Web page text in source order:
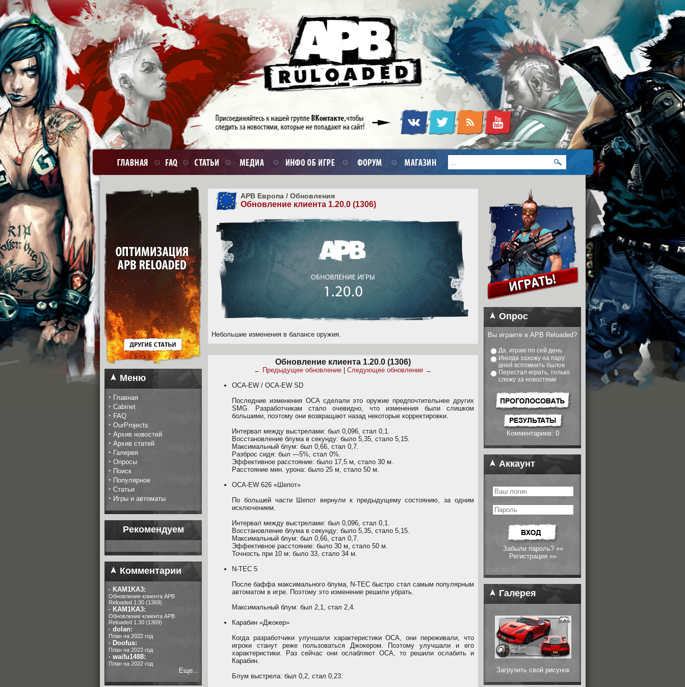
Меню
· Главная
· Cabinet
· FAQ
· OurProjects
· Архив новостей
· Архив статей
· Галерея
· Опросы
· Поиск
· Популярное
· Статьи
· Игры и автоматы
Рекомендуем
Комментарии
· KAM1KA3:
Обновление клиента APB
Reloaded 1.30 (1369)
· KAM1KA3:
Обновление клиента APB
Reloaded 1.30 (1369)
· dolan:
План на 2022 год
· Doofus:
План на 2022 год
· waifu1488:
План на 2022 год
Еще...
APB Европа / Обновления
Обновление клиента 1.20.0 (1306)
Небольшие изменения в балансе оружия.
Обновление клиента 1.20.0 (1306)
← Предыдущее обновление
Следующее обновление →
OCA-EW / OCA-EW SD
Последние изменения OCA сделали это оружие предпочтительнее других
SMG. Разработчикам стало очевидно, что изменения были слишком
большими, поэтому они возвращают назад некоторые корректировки.
Интервал между выстрелами: был 0,096, стал 0,1.
Восстановление блума в секунду: было 5,35, стало 5,15.
Максимальный блум: был 0,66, стал 0,7.
Разброс сидя: был —5%, стал 0%.
Эффективное расстояние: было 17,5 м, стало 30 м.
Расстояние мин. урона: было 25 м, стало 50 м.
OCA-EW 626 «Шепот»
По большей части Шепот вернули к предыдущему состоянию, за одним
исключением.
Интервал между выстрелами: был 0,096, стал 0,1.
Восстановление блума в секунду: было 5,35, стало 5,15.
Максимальный блум: был 0,66, стал 0,7.
Эффективное расстояние: было 30 м, стало 50 м.
Точность при 10 м: было 33, стало 34 м.
N-TEC 5
После баффа максимального блума, N-TEC быстро стал самым популярным
автоматом в игре. Поэтому это изменение решили убрать.
Максимальный блум: был 2,1, стал 2,4.
Карабин «Джокер»
Когда разработчики улучшали характеристики OCA, они переживали, что
игроки станут реже пользоваться Джокером. Поэтому улучшали и его
характеристики. Раз сейчас они ослабляют OCA, то решили ослабить и
Карабин.
Блум выстрела: был 0,2, стал 0,23.
Опрос
Вы играете в APB Reloaded?
Да, играю по сей день
Иногда захожу на пару
дней вспомнить былое
Перестал играть, только
слежу за новостями
Комментариев: 0
Аккаунт
Забыли пароль? »»
Регистрация »»
Галерея
Загрузить свой рисунок